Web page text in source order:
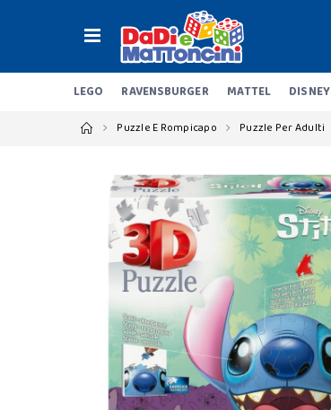
LEGO RAVENSBURGER MATTEL DISNEY
Puzzle E Rompicapo Puzzle Per Adulti